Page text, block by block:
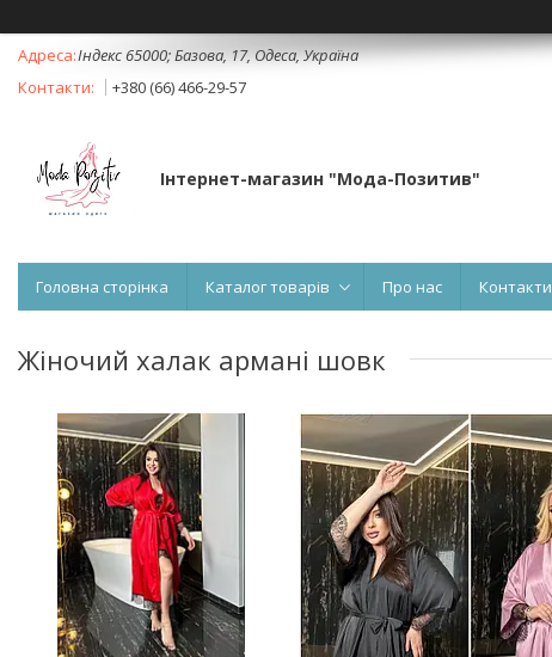
Індекс 65000; Базова, 17, Одеса, Україна
+380 (66) 466-29-57
Інтернет-магазин "Мода-Позитив"
Головна сторінка Каталог товарів Про нас Контакти
Жіночий халак армані шовк